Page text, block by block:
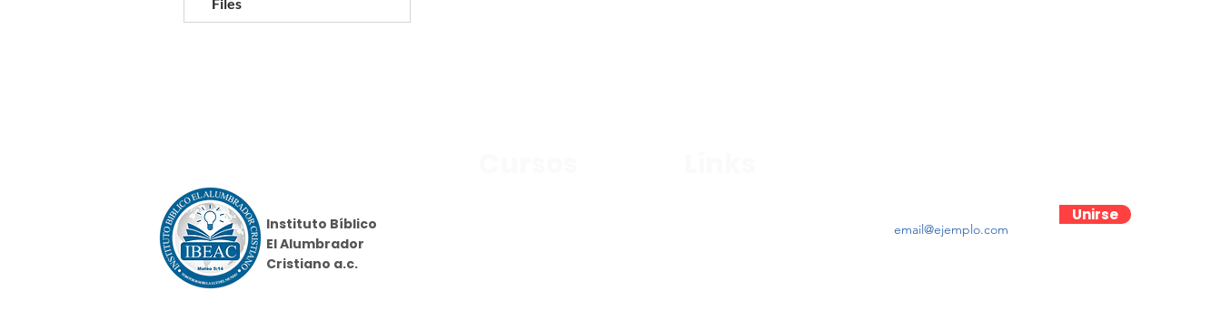
Instituto Bíblico
El Alumbrador
Cristiano a.c.
Unirse